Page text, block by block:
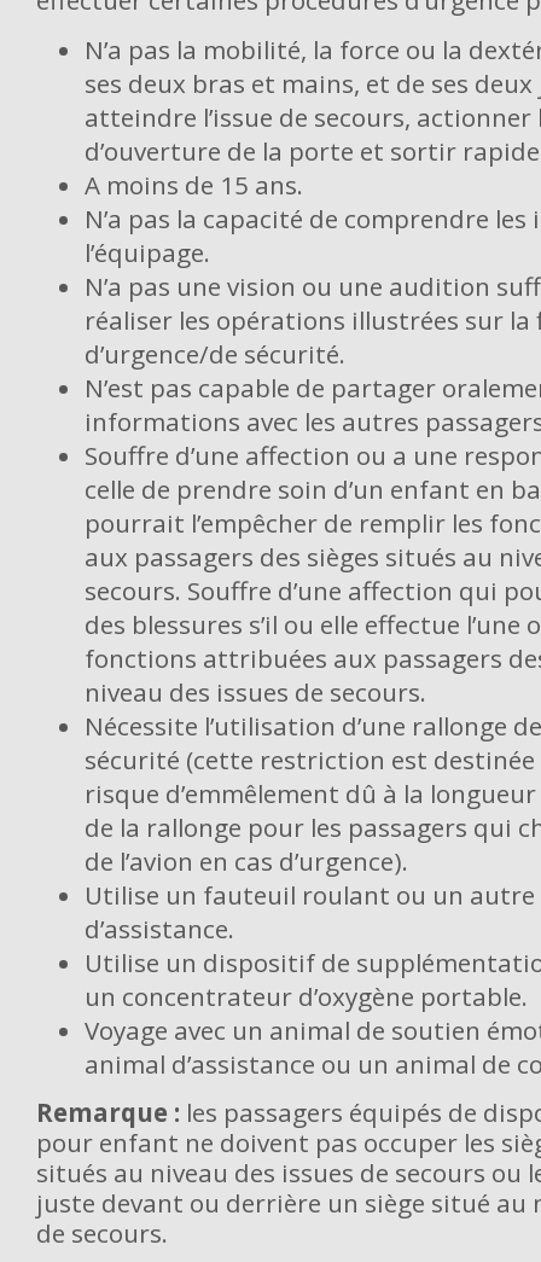
N’a pas la mobilité, la force ou la
ses deux bras et mains, et de ses
atteindre l’issue de secours, actionner
d’ouverture de la porte et sortir
A moins de 15 ans.
N’a pas la capacité de comprendre
l’équipage.
N’a pas une vision ou une audition
réaliser les opérations illustrées sur la
d’urgence/de sécurité.
N’est pas capable de partager
informations avec les autres
Souffre d’une affection ou a une
celle de prendre soin d’un enfant en
pourrait l’empêcher de remplir les
aux passagers des sièges situés au
secours. Souffre d’une affection qui
des blessures s’il ou elle effectue l’une
fonctions attribuées aux passagers
niveau des issues de secours.
Nécessite l’utilisation d’une rallonge
sécurité (cette restriction est destinée
risque d’emmêlement dû à la
de la rallonge pour les passagers qui
de l’avion en cas d’urgence).
Utilise un fauteuil roulant ou un
d’assistance.
Utilise un dispositif de
un concentrateur d’oxygène portable.
Voyage avec un animal de soutien
animal d’assistance ou un animal de
Remarque : les passagers équipés de
pour enfant ne doivent pas occuper les
situés au niveau des issues de secours ou
juste devant ou derrière un siège situé au
de secours.